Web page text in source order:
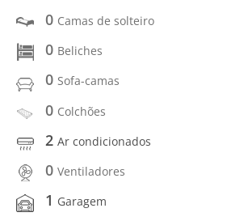
0 Camas de solteiro
0 Beliches
0 Sofa-camas
0 Colchões
2 Ar condicionados
0 Ventiladores
1 Garagem